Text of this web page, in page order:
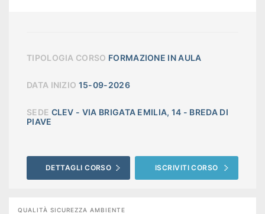
TIPOLOGIA CORSO FORMAZIONE IN AULA
DATA INIZIO 15-09-2026
SEDE CLEV - VIA BRIGATA EMILIA, 14 - BREDA DI
PIAVE
DETTAGLI CORSO ISCRIVITI CORSO
QUALITÀ SICUREZZA AMBIENTE